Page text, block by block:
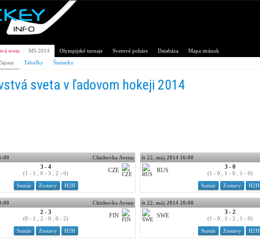
sveta › MS 2014 Olympijské turnaje Svetové poháre Databáza
Mapa stránok
Tabuľky Štatistiky
sveta v ľadovom hokeji 2014
Chizhovka Arena
Sumár Zostavy H2H
3 - 4
(1 - 1 , 0 - 3 , 2 - 0) CZE
št 22. máj 2014 16:00
Sumár Zostavy H2H
RUS 3 - 0
(1 - 0 , 1 - 0 , 1 - 0)
Chizhovka Arena
Sumár Zostavy H2H
2 - 3
(0 - 1 , 2 - 0 , 0 - 2) FIN
št 22. máj 2014 20:00
Sumár Zostavy H2H
SWE 3 - 2
(1 - 0 , 1 - 2 , 1 - 0)